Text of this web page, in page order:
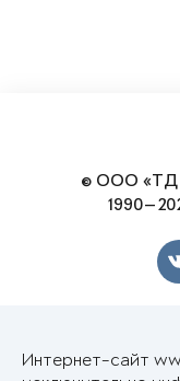
© ООО «ТД
Интернет-сайт